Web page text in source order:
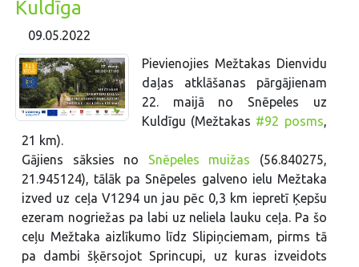
Kuldīga
09.05.2022
Pievienojies Mežtakas Dienvidu
daļas atklāšanas pārgājienam
22. maijā no Snēpeles uz
Kuldīgu (Mežtakas #92 posms,
21 km).
Gājiens sāksies no Snēpeles muižas (56.840275,
21.945124), tālāk pa Snēpeles galveno ielu Mežtaka
izved uz ceļa V1294 un jau pēc 0,3 km iepretī Ķepšu
ezeram nogriežas pa labi uz neliela lauku ceļa. Pa šo
ceļu Mežtaka aizlīkumo līdz Slipiņciemam, pirms tā
pa dambi šķērsojot Sprincupi, uz kuras izveidots